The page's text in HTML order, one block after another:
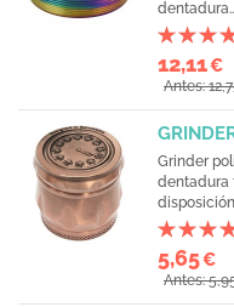
12,11€
Antes:
Grinder
dentadura
5,65€
Antes: